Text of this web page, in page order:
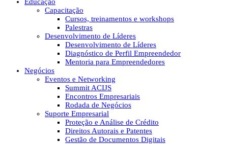
Capacitação
Cursos, treinamentos e workshops
Palestras
Desenvolvimento de Líderes
Desenvolvimento de Líderes
Diagnóstico de Perfil Empreendedor
Mentoria para Empreendedores
Negócios
Eventos e Networking
Summit ACIJS
Encontros Empresariais
Rodada de Negócios
Suporte Empresarial
Proteção e Análise de Crédito
Direitos Autorais e Patentes
Gestão de Documentos Digitais